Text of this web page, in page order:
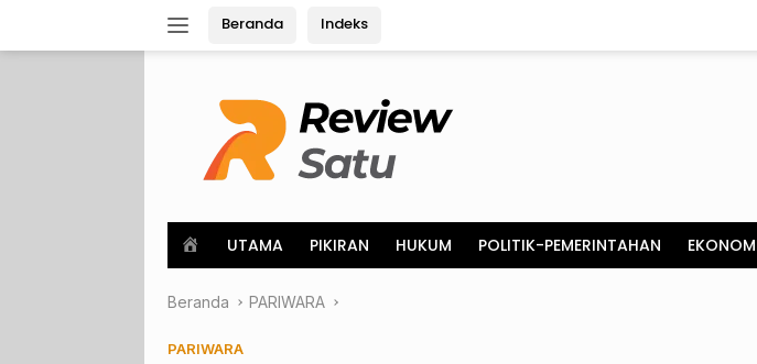
Beranda Indeks
o
e
UTAMA PIKIRAN HUKUM POLITIK-PEMERINTAHAN
Beranda PARIWARA
PARIWARA